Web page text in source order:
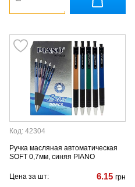
Код: 42304
Ручка масляная автоматическая
SOFT 0,7мм, синяя PIANO
Цена за шт: 6.15 грн